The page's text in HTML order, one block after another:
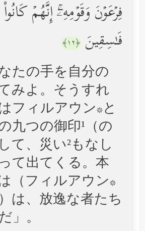
فِرۡعَوۡنَ وَقَوۡمِهِۦۤۚ إِنَّهُمۡ
فَـٰسِقِینَ ﴿١٢﴾
たの手を自分の
みよ。そうすれ
フィルアウン*と
九つの御印¹（の
て、災い²もなし
て出てくる。本
（フィルアウン*
は、放逸な者たち
」。